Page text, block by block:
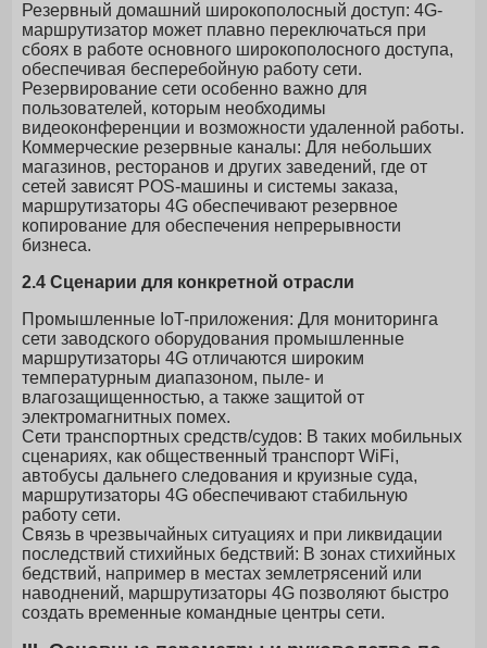
Резервный домашний широкополосный доступ: 4G-
маршрутизатор может плавно переключаться при
сбоях в работе основного широкополосного доступа,
обеспечивая бесперебойную работу сети.
Резервирование сети особенно важно для
пользователей, которым необходимы
видеоконференции и возможности удаленной работы.
Коммерческие резервные каналы: Для небольших
магазинов, ресторанов и других заведений, где от
сетей зависят POS-машины и системы заказа,
маршрутизаторы 4G обеспечивают резервное
копирование для обеспечения непрерывности
бизнеса.
2.4 Сценарии для конкретной отрасли
Промышленные IoT-приложения: Для мониторинга
сети заводского оборудования промышленные
маршрутизаторы 4G отличаются широким
температурным диапазоном, пыле- и
влагозащищенностью, а также защитой от
электромагнитных помех.
Сети транспортных средств/судов: В таких мобильных
сценариях, как общественный транспорт WiFi,
автобусы дальнего следования и круизные суда,
маршрутизаторы 4G обеспечивают стабильную
работу сети.
Связь в чрезвычайных ситуациях и при ликвидации
последствий стихийных бедствий: В зонах стихийных
бедствий, например в местах землетрясений или
наводнений, маршрутизаторы 4G позволяют быстро
создать временные командные центры сети.